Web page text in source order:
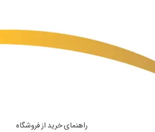
راهنمای خرید از فروشگاه